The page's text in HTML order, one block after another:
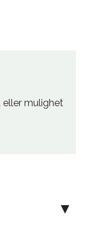
eller mulighet